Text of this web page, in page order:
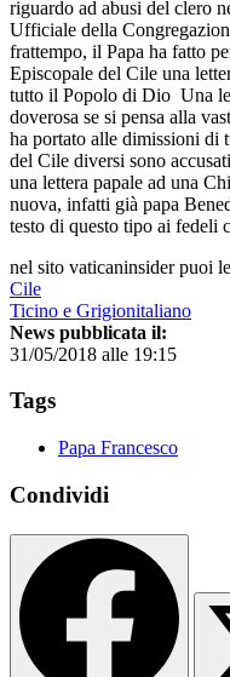
riguardo ad abusi del clero
Ufficiale della
frattempo, il Papa ha fatto
Episcopale del Cile una
tutto il Popolo di Dio Una
doverosa se si pensa alla
ha portato alle dimissioni di
del Cile diversi sono
una lettera papale ad una
nuova, infatti già papa
testo di questo tipo ai fedeli
nel sito vaticaninsider puoi
Cile
Ticino e Grigionitaliano
News pubblicata il:
31/05/2018 alle 19:15
Tags
Papa Francesco
Condividi